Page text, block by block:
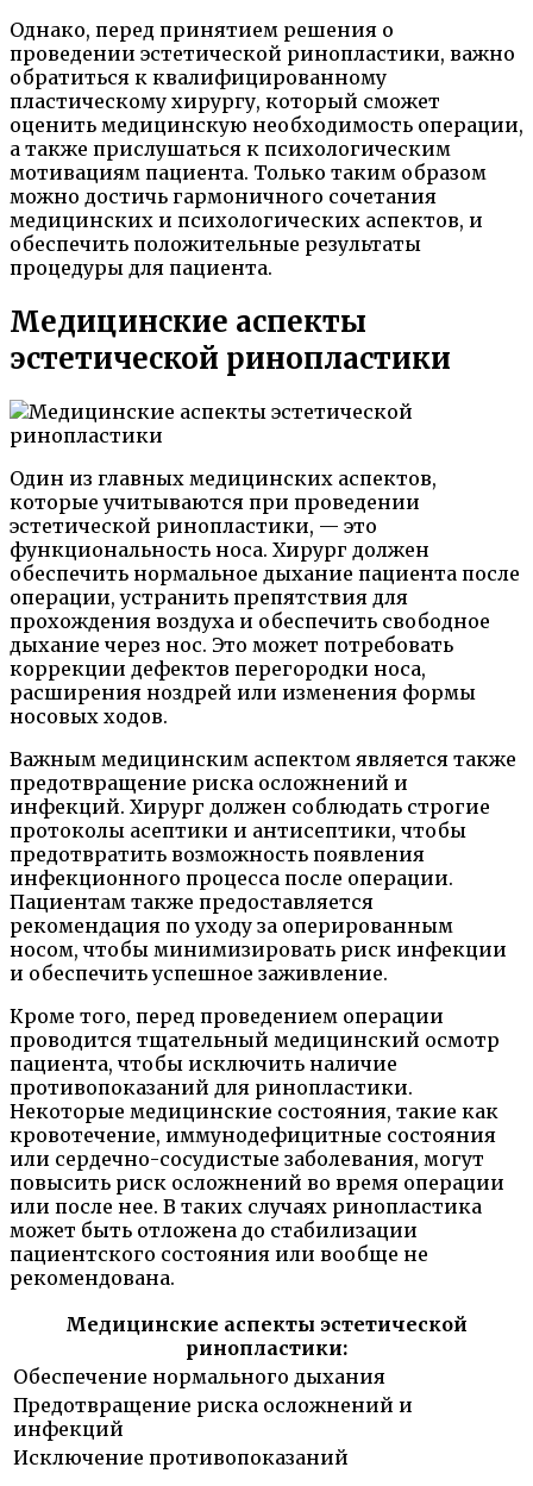
Однако, перед принятием решения о
проведении эстетической ринопластики, важно
обратиться к квалифицированному
пластическому хирургу, который сможет
оценить медицинскую необходимость операции,
а также прислушаться к психологическим
мотивациям пациента. Только таким образом
можно достичь гармоничного сочетания
медицинских и психологических аспектов, и
обеспечить положительные результаты
процедуры для пациента.
Медицинские аспекты
эстетической ринопластики
Один из главных медицинских аспектов,
которые учитываются при проведении
эстетической ринопластики, — это
функциональность носа. Хирург должен
обеспечить нормальное дыхание пациента после
операции, устранить препятствия для
прохождения воздуха и обеспечить свободное
дыхание через нос. Это может потребовать
коррекции дефектов перегородки носа,
расширения ноздрей или изменения формы
носовых ходов.
Важным медицинским аспектом является также
предотвращение риска осложнений и
инфекций. Хирург должен соблюдать строгие
протоколы асептики и антисептики, чтобы
предотвратить возможность появления
инфекционного процесса после операции.
Пациентам также предоставляется
рекомендация по уходу за оперированным
носом, чтобы минимизировать риск инфекции
и обеспечить успешное заживление.
Кроме того, перед проведением операции
проводится тщательный медицинский осмотр
пациента, чтобы исключить наличие
противопоказаний для ринопластики.
Некоторые медицинские состояния, такие как
кровотечение, иммунодефицитные состояния
или сердечно-сосудистые заболевания, могут
повысить риск осложнений во время операции
или после нее. В таких случаях ринопластика
может быть отложена до стабилизации
пациентского состояния или вообще не
рекомендована.
Медицинские аспекты эстетической
ринопластики:
Обеспечение нормального дыхания
Предотвращение риска осложнений и
инфекций
Исключение противопоказаний